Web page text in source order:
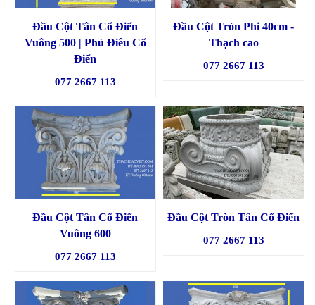
Đầu Cột Tân Cổ Điển
Vuông 500 | Phù Điêu Cổ
Điển
077 2667 113
Đầu Cột Tròn Phi 40cm -
Thạch cao
077 2667 113
Đầu Cột Tân Cổ Điển
Vuông 600
077 2667 113
Đầu Cột Tròn Tân Cổ Điển
077 2667 113